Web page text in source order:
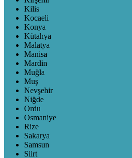
Kilis
Kocaeli
Konya
Kütahya
Malatya
Manisa
Mardin
Muğla
Muş
Nevşehir
Niğde
Ordu
Osmaniye
Rize
Sakarya
Samsun
Siirt